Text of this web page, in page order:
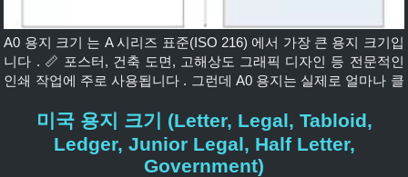
A0 용지 크기 는 A 시리즈 표준(ISO 216) 에서 가장 큰 용지 크기입
니다 . 📏 포스터, 건축 도면, 고해상도 그래픽 디자인 등 전문적인
인쇄 작업에 주로 사용됩니다 . 그런데 A0 용지는 실제로 얼마나 클
보겠습니다 . 👇 📏 A0 용지 크기(mm, cm, 인치) 단위 긴 넓은 밀리
미터(mm) 1189mm 841mm 센티미터(cm) 118.9cm 84.1cm 인치
46.8인치 33.1인치 ✅ A0 용지는 정확히 1제곱미터(1m²) 입니다
미국 용지 크기 (Letter, Legal, Tabloid,
Ledger, Junior Legal, Half Letter,
Government)